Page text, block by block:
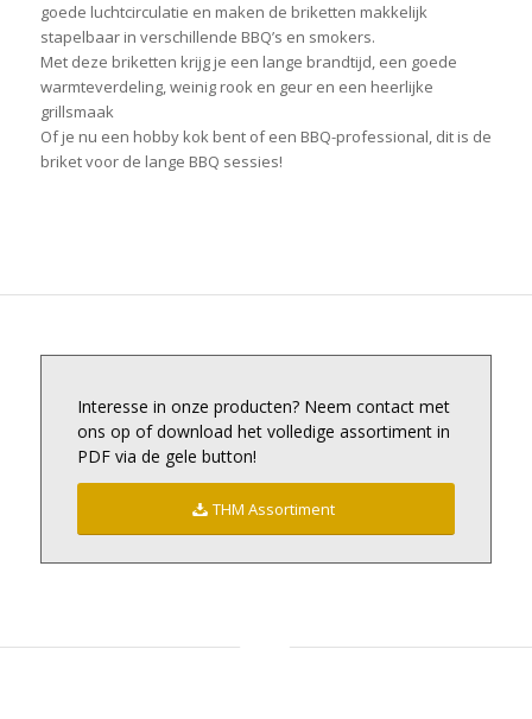
goede luchtcirculatie en maken de briketten makkelijk
stapelbaar in verschillende BBQ’s en smokers.
Met deze briketten krijg je een lange brandtijd, een goede
warmteverdeling, weinig rook en geur en een heerlijke
grillsmaak
Of je nu een hobby kok bent of een BBQ-professional, dit is de
briket voor de lange BBQ sessies!
Interesse in onze producten? Neem contact met
ons op of download het volledige assortiment in
PDF via de gele button!
THM Assortiment